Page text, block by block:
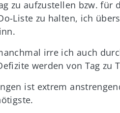
zu aufzustellen bzw. für
Liste zu halten, ich
irre ich auch
werden von Tag zu
ist extrem